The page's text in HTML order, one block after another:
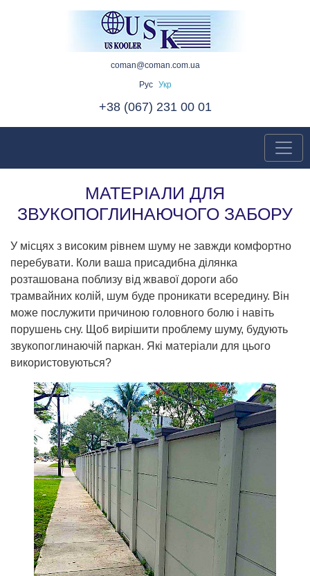
coman@coman.com.ua
Рус
Укр
+38 (067) 231 00 01
МАТЕРІАЛИ ДЛЯ
ЗВУКОПОГЛИНАЮЧОГО ЗАБОРУ
У місцях з високим рівнем шуму не завжди комфортно
перебувати. Коли ваша присадибна ділянка
розташована поблизу від жвавої дороги або
трамвайних колій, шум буде проникати всередину. Він
може послужити причиною головного болю і навіть
порушень сну. Щоб вирішити проблему шуму, будують
звукопоглинаючій паркан. Які матеріали для цього
використовуються?